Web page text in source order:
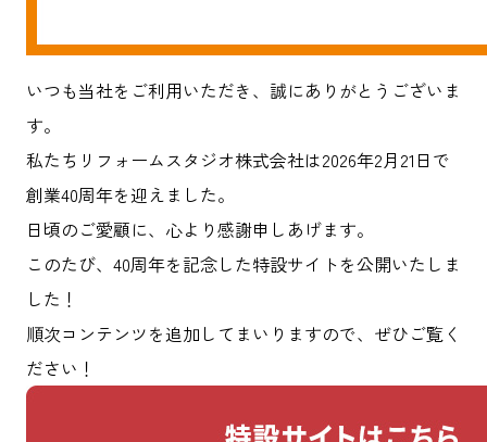
いつも当社をご利用いただき、誠にありがとうございま
す。
私たちリフォームスタジオ株式会社は2026年2月21日で
創業40周年を迎えました。
日頃のご愛顧に、心より感謝申しあげます。
このたび、40周年を記念した特設サイトを公開いたしま
した！
順次コンテンツを追加してまいりますので、ぜひご覧く
ださい！